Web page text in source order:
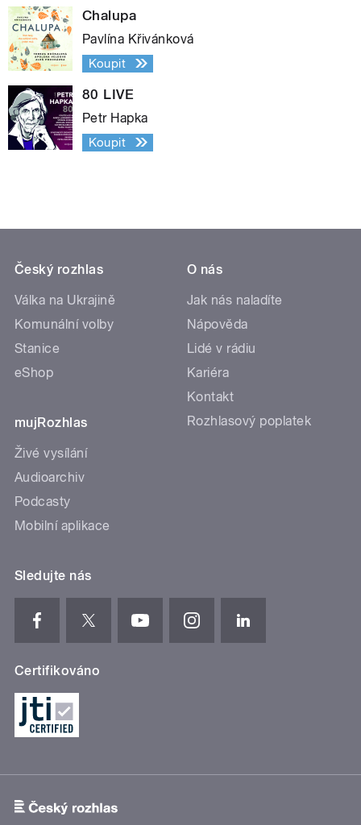
Chalupa
Pavlína Křivánková
Koupit
80 LIVE
Petr Hapka
Koupit
Český rozhlas
Válka na Ukrajině
Komunální volby
Stanice
eShop
mujRozhlas
Živé vysílání
Audioarchiv
Podcasty
Mobilní aplikace
O nás
Jak nás naladíte
Nápověda
Lidé v rádiu
Kariéra
Kontakt
Rozhlasový poplatek
Sledujte nás
Certifikováno